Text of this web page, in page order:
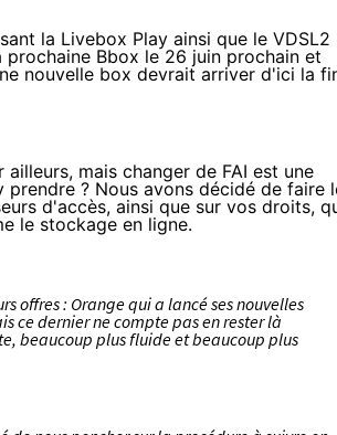
la Livebox Play ainsi que le VDSL2
prochaine Bbox le 26 juin prochain et
nouvelle box devrait arriver d'ici la
mais changer de FAI est une
? Nous avons décidé de faire
d'accès, ainsi que sur vos droits,
le stockage en ligne.
offres : Orangequi a lancé sesnouvelles
ce dernier ne compte pas en rester là
beaucoup plus fluide et beaucoup plus